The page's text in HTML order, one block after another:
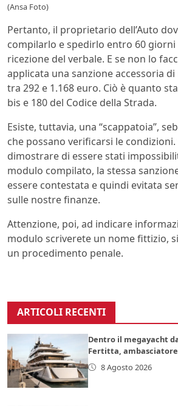
(Ansa Foto)
Pertanto, il proprietario dell’Auto
compilarlo e spedirlo entro 60 giorni
ricezione del verbale. E se non lo
applicata una sanzione accessoria
tra 292 e 1.168 euro. Ciò è quanto
bis e 180 del Codice della Strada.
Esiste, tuttavia, una “scappatoia”,
che possano verificarsi le condizioni.
dimostrare di essere stati
modulo compilato, la stessa
essere contestata e quindi evitata
sulle nostre finanze.
Attenzione, poi, ad indicare
modulo scriverete un nome fittizio,
un procedimento penale.
ARTICOLI RECENTI
Dentro il megayacht
Fertitta, ambasciatore
8 Agosto 2026